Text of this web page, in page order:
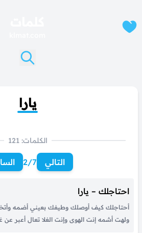
يارا
الكلمات: 121
التالي 2/7
احتاجلك – يارا
أحتاجلك كيف أوصلك وطيفك بعيني أضمه
ولهت أشمه إنت الهوى وإنت الغلا تعال أعبر عن